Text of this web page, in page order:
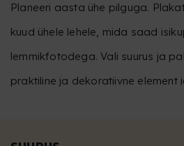
Planeeri aasta ühe pilguga.
kuud ühele lehele, mida saad
lemmikfotodega. Vali suurus ja
praktiline ja dekoratiivne element